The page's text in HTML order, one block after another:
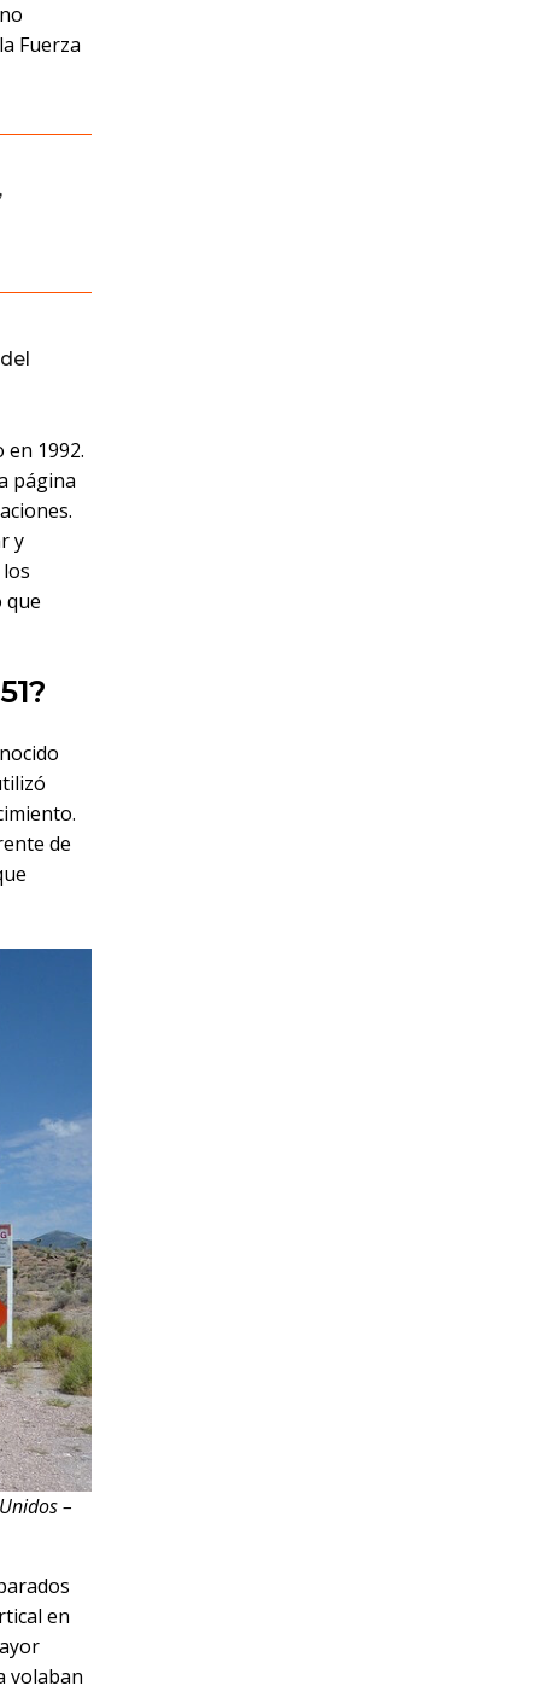
Fuerza
en 1992.
página
y
que
de
–
en
volaban